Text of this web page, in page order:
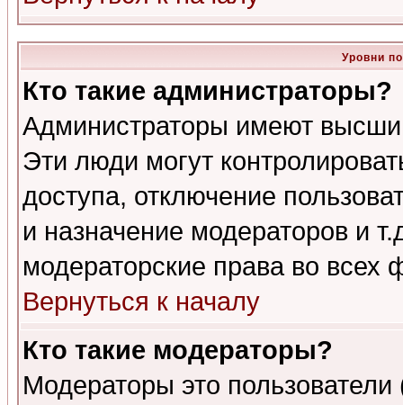
Уровни
Кто такие администраторы?
Администраторы имеют
Эти люди могут
доступа, отключение
и назначение модераторов и
модераторские права во всех
Вернуться к началу
Кто такие модераторы?
Модераторы это